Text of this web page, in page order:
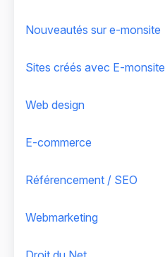
Nouveautés sur e-monsite
Sites créés avec E-monsite
Web design
E-commerce
Référencement / SEO
Webmarketing